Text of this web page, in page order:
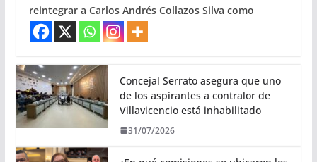
reintegrar a Carlos Andrés Collazos Silva como
Concejal Serrato asegura que uno
de los aspirantes a contralor de
Villavicencio está inhabilitado
31/07/2026